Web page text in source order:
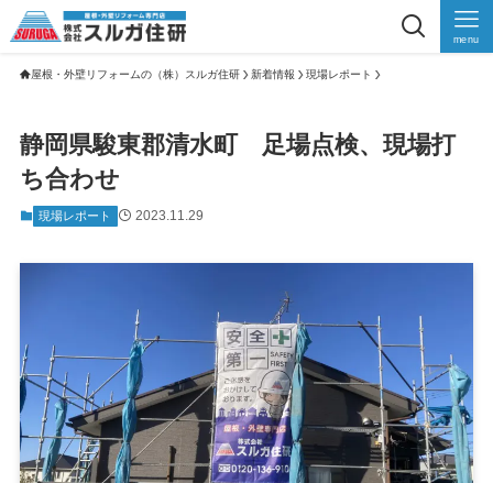
menu
屋根・外壁リフォームの（株）スルガ住研 新着情報 現場レポート
静岡県駿東郡清水町 足場点検、現場打
ち合わせ
現場レポート 2023.11.29